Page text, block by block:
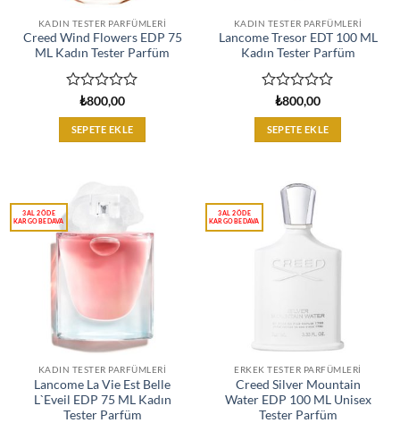
KADIN TESTER PARFÜMLERI
Creed Wind Flowers EDP 75
ML Kadın Tester Parfüm
üzerinden
0
oy
₺800,00
SEPETE EKLE
KADIN TESTER PARFÜMLERI
Lancome Tresor EDT 100 ML
Kadın Tester Parfüm
üzerinden
0
oy
₺800,00
SEPETE EKLE
KADIN TESTER PARFÜMLERI
Lancome La Vie Est Belle
L`Eveil EDP 75 ML Kadın
Tester Parfüm
ERKEK TESTER PARFÜMLERI
Creed Silver Mountain
Water EDP 100 ML Unisex
Tester Parfüm